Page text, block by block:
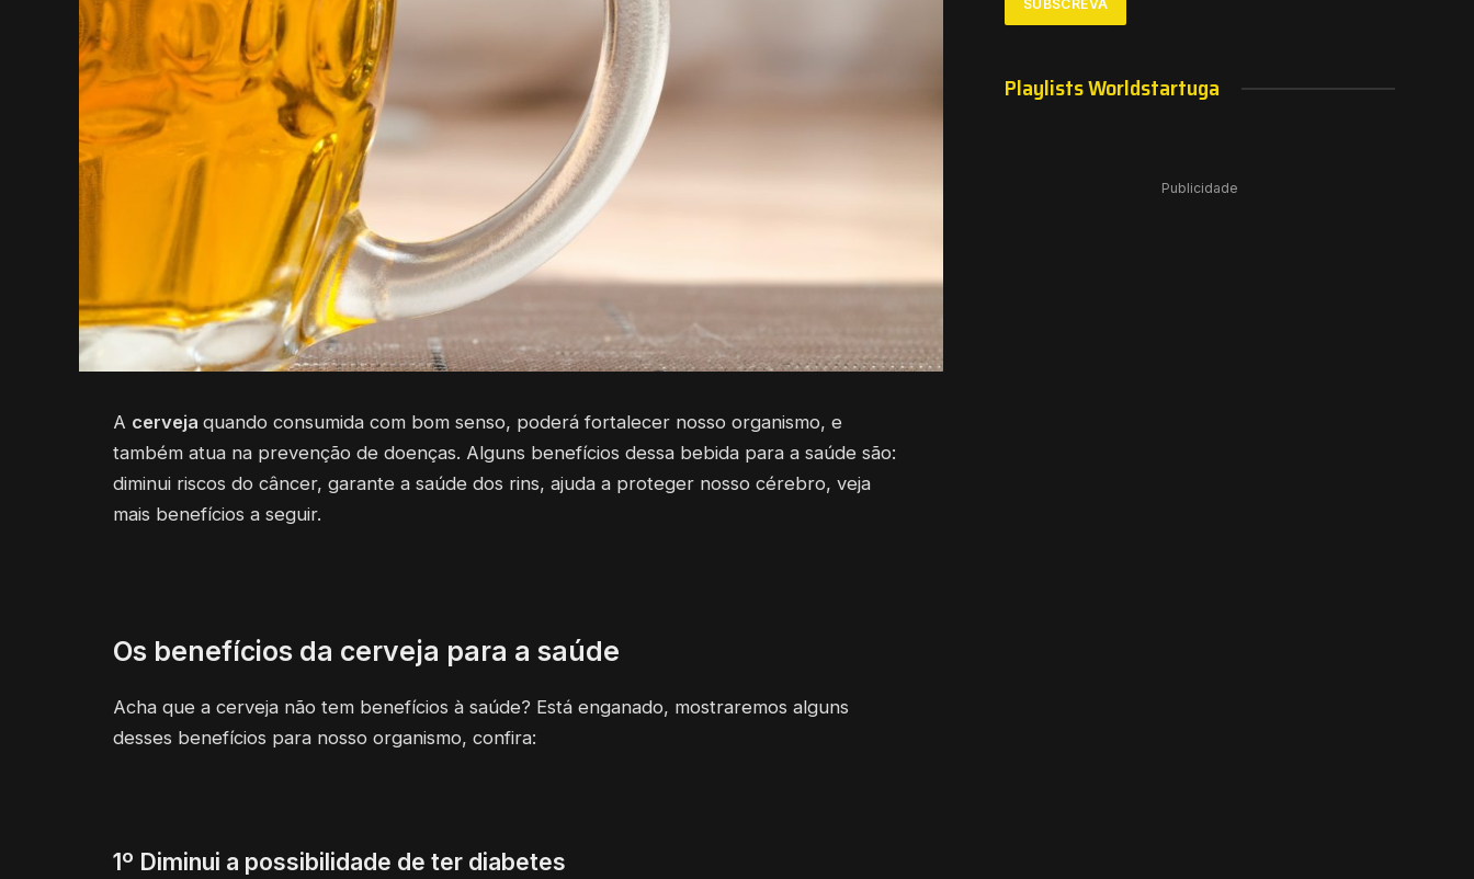
A cerveja quando consumida com bom senso, poderá fortalecer nosso organismo, e
também atua na prevenção de doenças. Alguns benefícios dessa bebida para a saúde são:
diminui riscos do câncer, garante a saúde dos rins, ajuda a proteger nosso cérebro, veja
mais benefícios a seguir.
Os benefícios da cerveja para a saúde
Acha que a cerveja não tem benefícios à saúde? Está enganado, mostraremos alguns
desses benefícios para nosso organismo, confira:
1º Diminui a possibilidade de ter diabetes
Playlists Worldstartuga
Publicidade